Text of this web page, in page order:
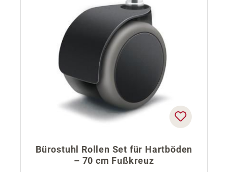
Bürostuhl Rollen Set für Hartböden
– 70 cm Fußkreuz